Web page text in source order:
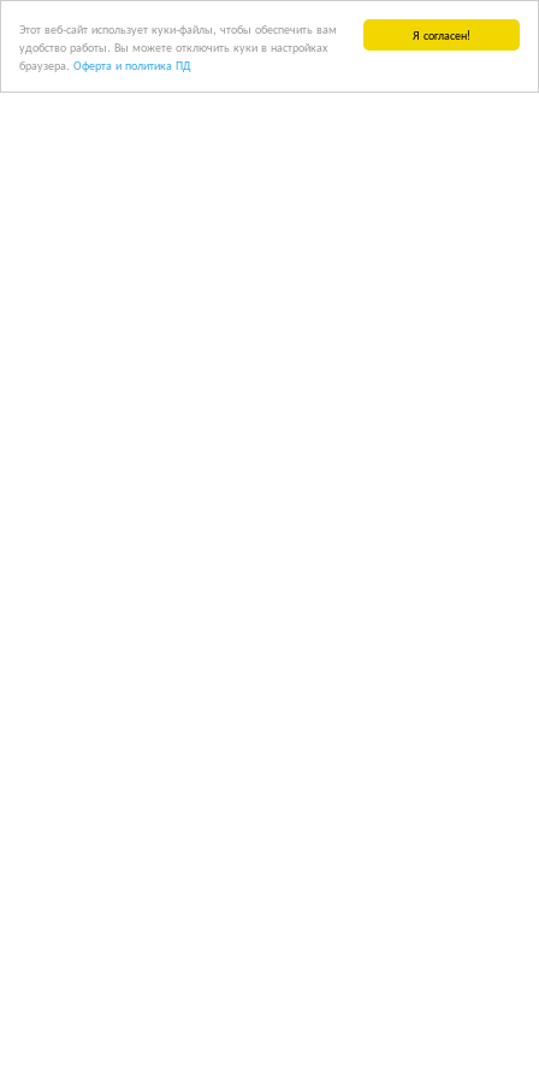
Я согласен!
Этот веб-сайт использует куки-файлы, чтобы обеспечить вам
удобство работы. Вы можете отключить куки в настройках
браузера. Оферта и политика ПД